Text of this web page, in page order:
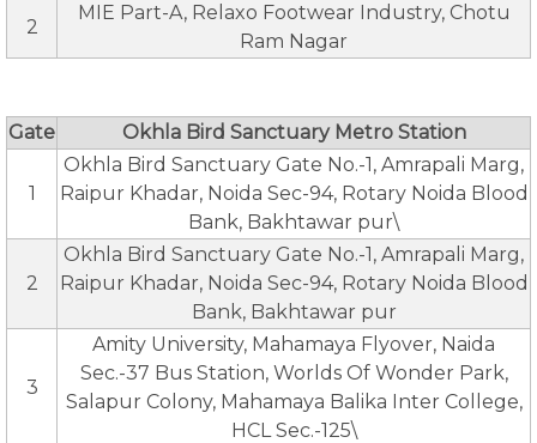
2
MIE Part-A, Relaxo Footwear Industry, Chotu
Ram Nagar
Gate Okhla Bird Sanctuary Metro Station
1
Okhla Bird Sanctuary Gate No.-1, Amrapali Marg,
Raipur Khadar, Noida Sec-94, Rotary Noida Blood
Bank, Bakhtawar pur\
2
Okhla Bird Sanctuary Gate No.-1, Amrapali Marg,
Raipur Khadar, Noida Sec-94, Rotary Noida Blood
Bank, Bakhtawar pur
3
Amity University, Mahamaya Flyover, Naida
Sec.-37 Bus Station, Worlds Of Wonder Park,
Salapur Colony, Mahamaya Balika Inter College,
HCL Sec.-125\